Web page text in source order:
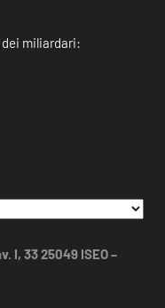
miliardari:
I, 33 25049 ISEO –